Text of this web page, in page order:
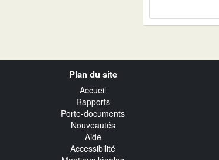
Plan du site
Accueil
Rapports
Porte-documents
Nouveautés
Aide
Accessibilité